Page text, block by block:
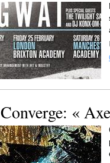
Converge: «